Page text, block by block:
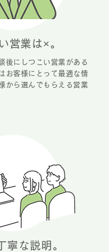
営業は×。
後にしつこい営業がある
お客様にとって最適な情
から選んでもらえる営業
寧な説明。